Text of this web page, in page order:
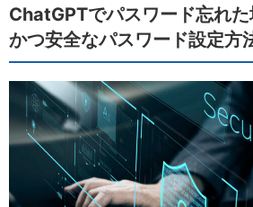
ChatGPTでパスワード忘れ
かつ安全なパスワード設定方